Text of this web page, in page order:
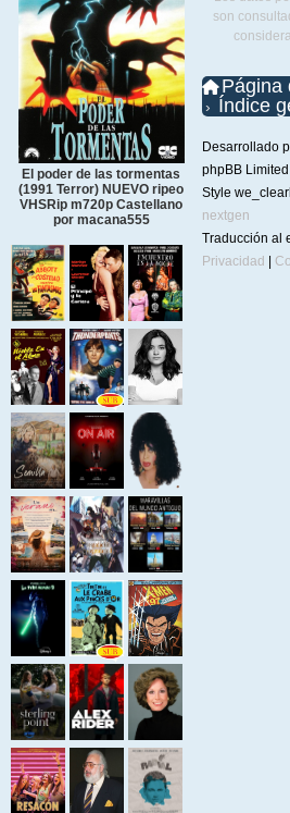
El poder de las tormentas
(1991 Terror) NUEVO ripeo
VHSRip m720p Castellano
por macana555
son
Página
Índice
Desarrollado
phpBB Limited
Style
nextgen
Traducción al
Privacidad |